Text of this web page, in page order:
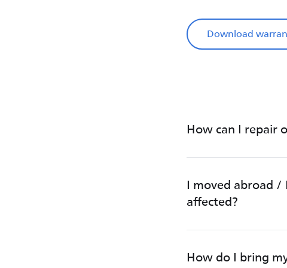
Download
How can I repair
I moved abroad
affected?
How do I bring